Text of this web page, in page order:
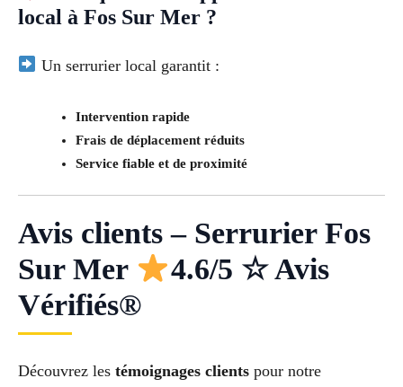
local à Fos Sur Mer ?
Un serrurier local garantit :
Intervention rapide
Frais de déplacement réduits
Service fiable et de proximité
Avis clients – Serrurier Fos
Sur Mer
4.6/5 ☆ Avis
Vérifiés®
Découvrez les témoignages clients pour notre